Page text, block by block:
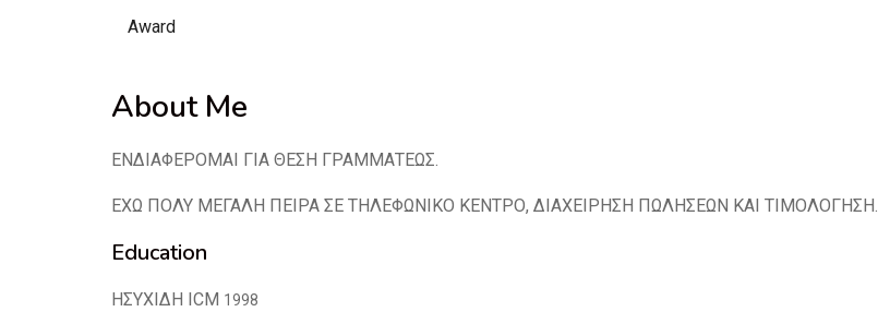
Award
About Me
ΕΝΔΙΑΦΕΡΟΜΑΙ ΓΙΑ ΘΕΣΗ ΓΡΑΜΜΑΤΕΩΣ.
ΕΧΩ ΠΟΛΥ ΜΕΓΑΛΗ ΠΕΙΡΑ ΣΕ ΤΗΛΕΦΩΝΙΚΟ ΚΕΝΤΡΟ, ΔΙΑΧΕΙΡΗΣΗ ΠΩΛΗΣΕΩΝ ΚΑΙ ΤΙΜΟΛΟΓΗΣΗ.
Education
ΗΣΥΧΙΔΗ ICM 1998